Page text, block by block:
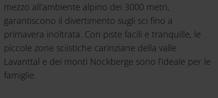
mezzo all’ambiente alpino dei 3000 metri,
garantiscono il divertimento sugli sci fino a
primavera inoltrata. Con piste facili e tranquille, le
piccole zone sciistiche carinziane della valle
Lavanttal e dei monti Nockberge sono l’ideale per le
famiglie.